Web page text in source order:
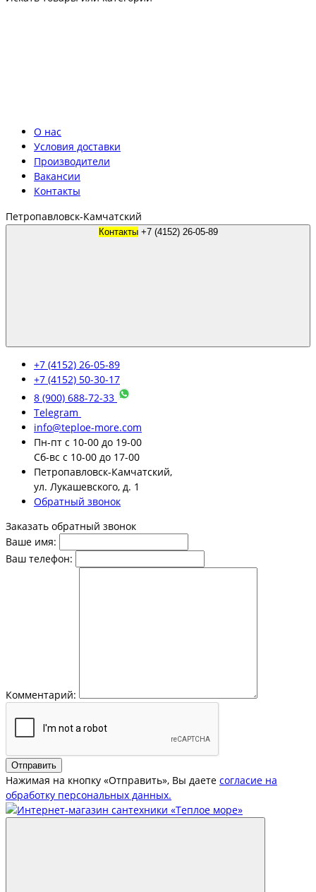
О нас
Условия доставки
Производители
Вакансии
Контакты
Петропавловск-Камчатский
Контакты +7 (4152) 26-05-89
+7 (4152) 26-05-89
+7 (4152) 50-30-17
8 (900) 688-72-33
Telegram
info@teploe-more.com
Пн-пт с 10-00 до 19-00
Сб-вс с 10-00 до 17-00
Петропавловск-Камчатский,
ул. Лукашевского, д. 1
Обратный звонок
Заказать обратный звонок
Ваше имя:
Ваш телефон:
Комментарий:
Отправить
Нажимая на кнопку «Отправить», Вы даете согласие на
обработку персональных данных.